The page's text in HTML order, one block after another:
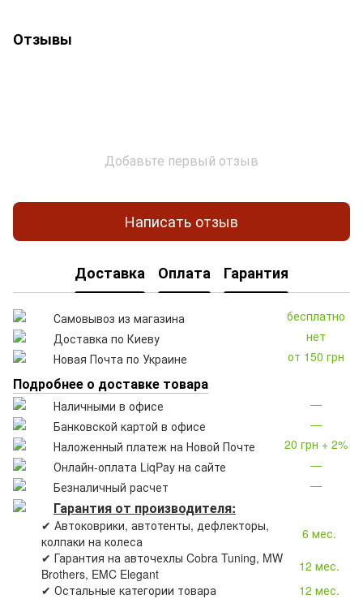
Отзывы
Добавьте первый отзыв
Написать отзыв
Доставка Оплата Гарантия
Самовывоз из магазина
бесплатно
Доставка по Киеву
нет
Новая Почта по Украине
от 150 грн
Подробнее о доставке товара
Наличными в офисе
—
Банковской картой в офисе
—
Наложенный платеж на Новой Почте
20 грн + 2%
Онлайн-оплата LiqPay на сайте
—
Безналичный расчет
—
Гарантия от производителя:
✔ Автоковрики, автотенты, дефлекторы,
колпаки на колеса
6 мес.
✔ Гарантия на авточехлы Cobra Tuning, MW
Brothers, EMC Elegant
12 мес.
✔ Остальные категории товара
12 мес.